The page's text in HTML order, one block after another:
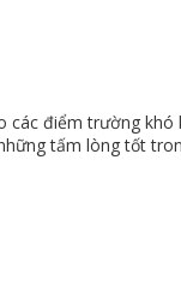
điểm trường
tấm lòng tốt